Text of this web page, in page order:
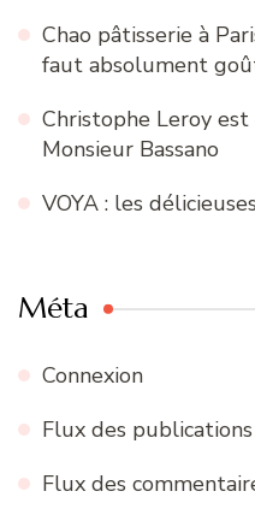
Chao pâtisserie à
faut absolument
Christophe Leroy
Monsieur Bassano
VOYA : les
Méta
Connexion
Flux des publications
Flux des